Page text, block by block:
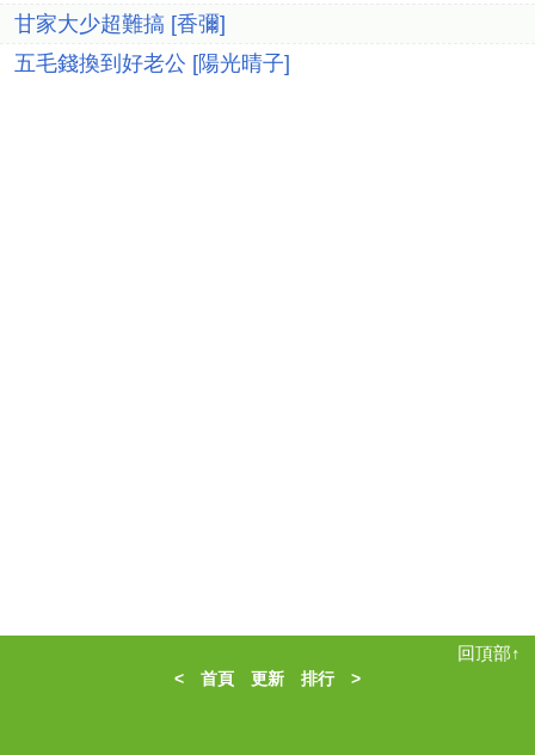
甘家大少超難搞 [香彌]
五毛錢換到好老公 [陽光晴子]
回頂部↑
< 首頁 更新 排行>